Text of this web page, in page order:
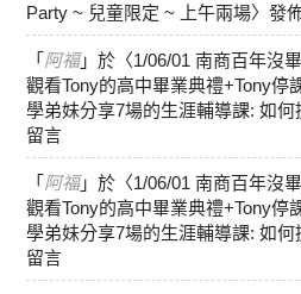
Party ~ 兒童限定 ~ 上午兩場〉發
「 阿福」於〈1/06/01 南商百年沒
觀看Tony的高中畢業典禮+Tony停
學弟妹分享7場的生涯輔導課: 如
留言
「 阿福」於〈1/06/01 南商百年沒
觀看Tony的高中畢業典禮+Tony停
學弟妹分享7場的生涯輔導課: 如
留言